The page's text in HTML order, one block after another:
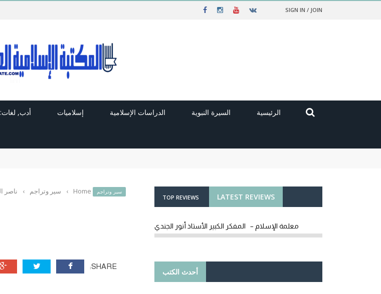
SIGN IN / JOIN
الرئيسية السيرة النبوية الدراسات الإسلامية إسلاميات أدب,
سير وتراجم Home
› سير وتراجم › ناصر
SHARE:
LATEST REVIEWS
TOP REVIEWS
معلمة الإسلام – المفكر الكبير الأستاذ أنور الجندي
أحدث الكتب